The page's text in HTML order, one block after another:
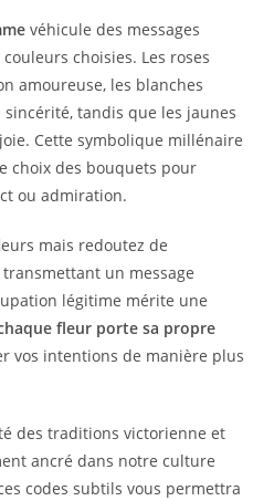
véhicule des messages
choisies. Les roses
amoureuse, les blanches
tandis que les jaunes
Cette symbolique millénaire
choix des bouquets pour
ou admiration.
mais redoutez de
un message
légitime mérite une
fleur porte sa propre
vos intentions de manière plus
des traditions victorienne et
ancré dans notre culture
codes subtils vous permettra